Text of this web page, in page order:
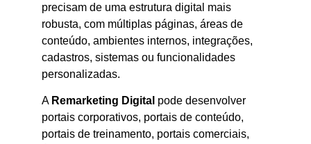
precisam de uma estrutura digital mais
robusta, com múltiplas páginas, áreas de
conteúdo, ambientes internos, integrações,
cadastros, sistemas ou funcionalidades
personalizadas.
A Remarketing Digital pode desenvolver
portais corporativos, portais de conteúdo,
portais de treinamento, portais comerciais,